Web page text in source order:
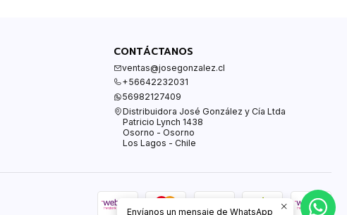
CONTÁCTANOS
ventas@josegonzalez.cl
+56642232031
56982127409
Distribuidora José González y Cía Ltda
Patricio Lynch 1438
Osorno - Osorno
Los Lagos - Chile
Envíanos un mensaje de WhatsApp